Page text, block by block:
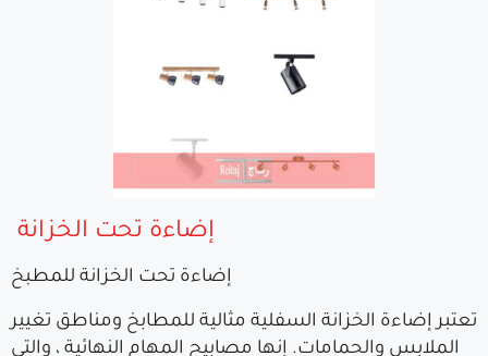
إضاءة تحت الخزانة
إضاءة تحت الخزانة للمطبخ
تعتبر إضاءة الخزانة السفلية مثالية للمطابخ ومناطق تغيير
الملابس والحمامات. إنها مصابيح المهام النهائية ، والتى